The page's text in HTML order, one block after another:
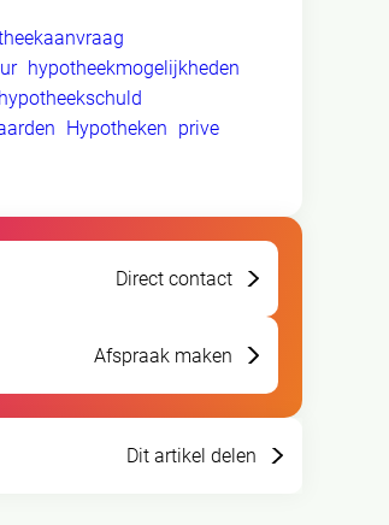
hypotheekmogelijkheden
hypotheekschuld
Hypotheken prive
Direct contact
Afspraak maken
Dit artikel delen